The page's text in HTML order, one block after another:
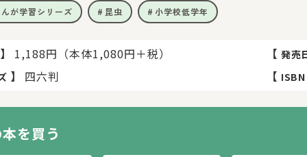
が学習シリーズ 昆虫 小学校低学年
】 1,188円（本体1,080円＋税） 【 発売
】 四六判 【 ISBN
を買う